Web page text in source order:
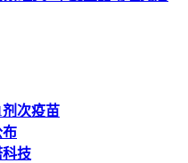
次疫苗
布
技